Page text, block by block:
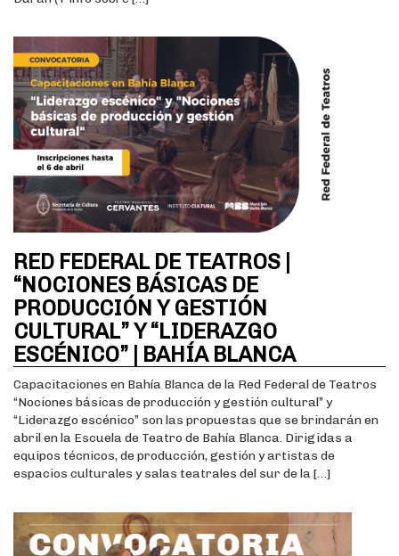
RED FEDERAL DE TEATROS |
“NOCIONES BÁSICAS DE
PRODUCCIÓN Y GESTIÓN
CULTURAL” Y “LIDERAZGO
ESCÉNICO” | BAHÍA BLANCA
Capacitaciones en Bahía Blanca de la Red Federal de Teatros
“Nociones básicas de producción y gestión cultural” y
“Liderazgo escénico” son las propuestas que se brindarán en
abril en la Escuela de Teatro de Bahía Blanca. Dirigidas a
equipos técnicos, de producción, gestión y artistas de
espacios culturales y salas teatrales del sur de la […]